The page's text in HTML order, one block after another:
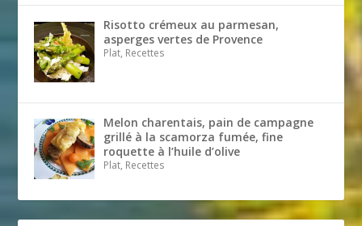
Risotto crémeux au parmesan,
asperges vertes de Provence
Plat, Recettes
Melon charentais, pain de campagne
grillé à la scamorza fumée, fine
roquette à l’huile d’olive
Plat, Recettes